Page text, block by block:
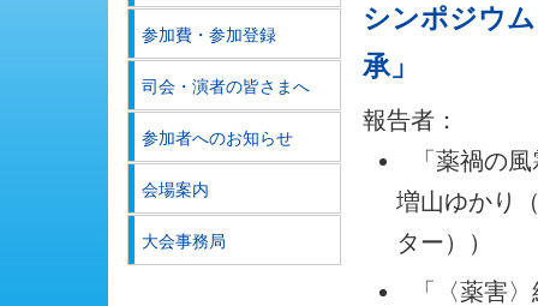
参加費・参加登録
司会・演者の皆さまへ
参加者へのお知らせ
会場案内
大会事務局
シンポジウ
承」
報告者：
「薬禍の
増山ゆかり
ター））
「〈薬害